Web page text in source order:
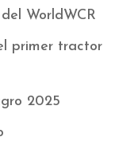
WorldWCR
primer tractor
2025